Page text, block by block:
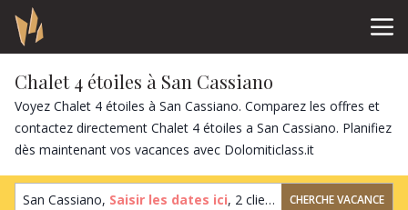
Chalet 4 étoiles à San Cassiano
Voyez Chalet 4 étoiles à San Cassiano. Comparez les offres et
contactez directement Chalet 4 étoiles a San Cassiano. Planifiez
dès maintenant vos vacances avec Dolomiticlass.it
San Cassiano, Saisir les dates ici, 2 clients ,1 chambre
CHERCHE VACANCE